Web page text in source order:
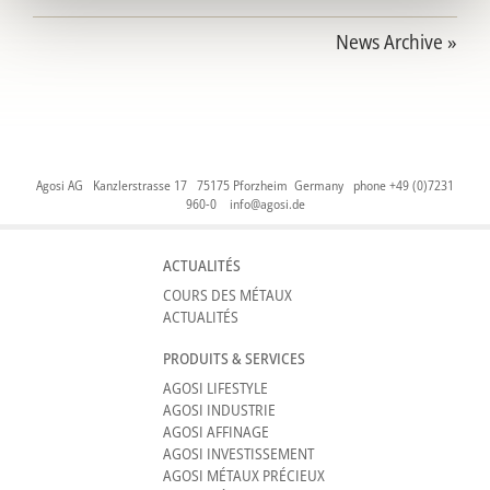
News Archive »
Agosi AG Kanzlerstrasse 17 75175 Pforzheim Germany phone +49 (0)7231
960-0 info@agosi.de
ACTUALITÉS
COURS DES MÉTAUX
ACTUALITÉS
PRODUITS & SERVICES
AGOSI LIFESTYLE
AGOSI INDUSTRIE
AGOSI AFFINAGE
AGOSI INVESTISSEMENT
AGOSI MÉTAUX PRÉCIEUX